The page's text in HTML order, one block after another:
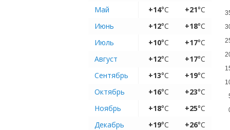
Май
+14°C +21°C
Июнь
+12°C +18°C
Июль
+10°C +17°C
Август
+12°C +17°C
Сентябрь
+13°C +19°C
Октябрь
+16°C +23°C
Ноябрь
+18°C +25°C
Декабрь
+19°C +26°C